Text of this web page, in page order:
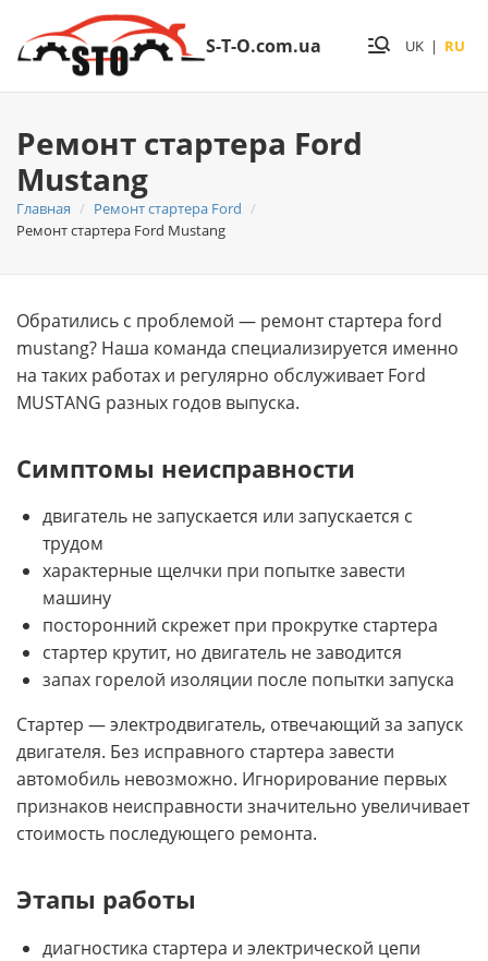
S-T-O.com.ua UK | RU
Ремонт стартера Ford
Mustang
Главная
Ремонт стартера Ford
Ремонт стартера Ford Mustang
Обратились с проблемой — ремонт стартера ford
mustang? Нашa команда специализируется именно
на таких работах и регулярно обслуживает Ford
MUSTANG разных годов выпуска.
Симптомы неисправности
двигатель не запускается или запускается с
трудом
характерные щелчки при попытке завести
машину
посторонний скрежет при прокрутке стартера
стартер крутит, но двигатель не заводится
запах горелой изоляции после попытки запуска
Стартер — электродвигатель, отвечающий за запуск
двигателя. Без исправного стартера завести
автомобиль невозможно. Игнорирование первых
признаков неисправности значительно увеличивает
стоимость последующего ремонта.
Этапы работы
диагностика стартера и электрической цепи